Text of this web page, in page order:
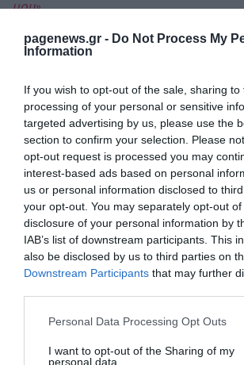
pagenews.gr - Do Not Process My
Information
If you wish to opt-out of the sale, sharing
processing of your personal or sensitive
targeted advertising by us, please use the
section to confirm your selection. Please
opt-out request is processed you may
interest-based ads based on personal
us or personal information disclosed to
your opt-out. You may separately opt-out
disclosure of your personal information by
IAB’s list of downstream participants. This
also be disclosed by us to third parties on
Downstream Participants that may further
Please note that this website/app uses one
not limited to your visit or usage behaviour.
Personal Data Processing Opt Outs
I want to opt-out of the Sharing of my
personal data.
μου»
➤ «Ήταν ένας αδιανόητος πόνος»: Η
εξομολόγηση του Αρναούτογλου για
➤ Πάνος Μουζουράκης: «Μέσα από
είδα ένα όραμα με αγαπημένα μου
➤ «Πάγωσε» η Γερμανού για
Ουγγαρέζο– «Ο καλοθελητής τη
➤ Ξέσπασε “πόλεμος”! Ουγγαρέζος vs
Καρφιά, ειρωνείες και η ατάκα που